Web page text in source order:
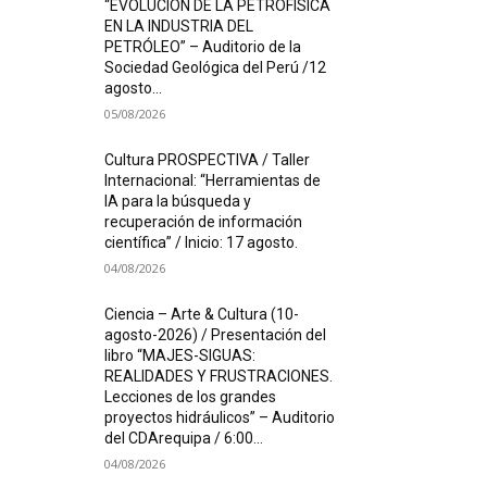
“EVOLUCIÓN DE LA PETROFÍSICA
EN LA INDUSTRIA DEL
PETRÓLEO” – Auditorio de la
Sociedad Geológica del Perú /12
agosto...
05/08/2026
Cultura PROSPECTIVA / Taller
Internacional: “Herramientas de
IA para la búsqueda y
recuperación de información
científica” / Inicio: 17 agosto.
04/08/2026
Ciencia – Arte & Cultura (10-
agosto-2026) / Presentación del
libro “MAJES-SIGUAS:
REALIDADES Y FRUSTRACIONES.
Lecciones de los grandes
proyectos hidráulicos” – Auditorio
del CDArequipa / 6:00...
04/08/2026